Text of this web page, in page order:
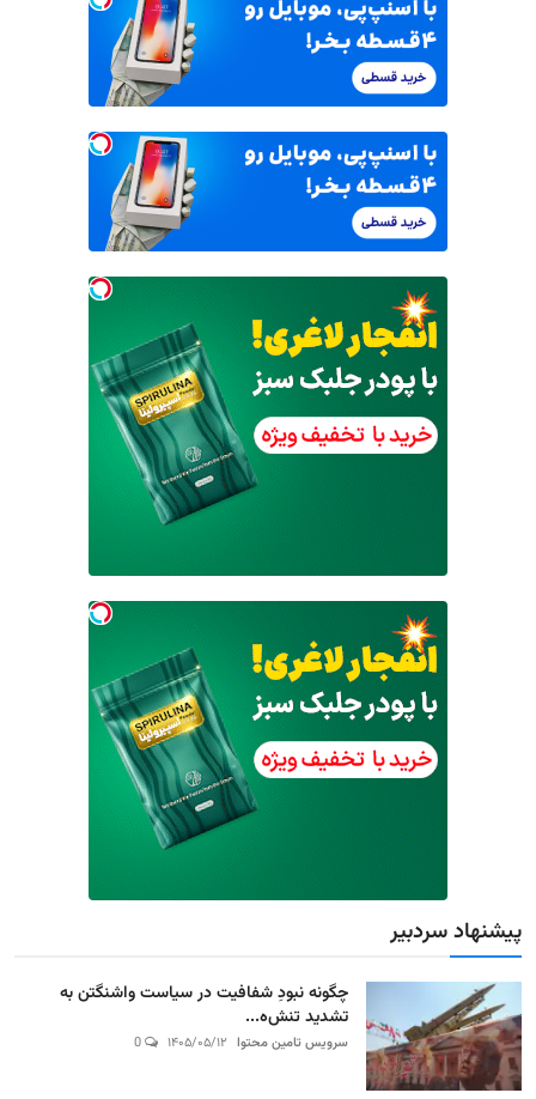
پیشنهاد سردبیر
چگونه نبودِ شفافیت در سیاست واشنگتن به
تشدید تنش‌ه...
سرویس تامین محتوا ۱۴۰۵/۰۵/۱۲